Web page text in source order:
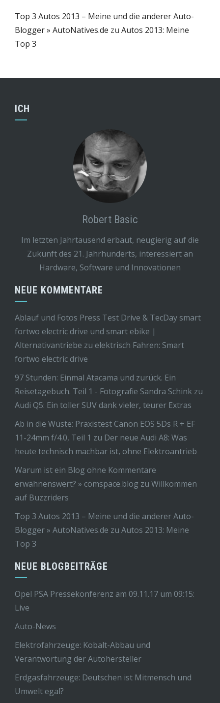
Top 3 Autos 2013 – Meine und die anderer Auto-
Blogger » AutoNatives.de zu Autos 2013: Meine
Top 3
ICH
Robert Basic
Im letzten Jahrtausend erbaut, neugierig auf die
Zukunft des 21. Jahrhunderts, interessiert an
Hardware, Software und Innovationen
NEUE KOMMENTARE
Ablauf und Fotos Press Test Drive & TecDay smart
fortwo electric drive und smart ebike |
Alternativantriebe zu elektrisch Fahren: Smart
fortwo electric drive
97 Stunden: Einmal Atacama und zurück. Ein
Reisetagebuch. Teil 1 - Fotografie Sandra Schink zu
Audi Q5: Ein toller SUV dank vieler, teurer Extras
Ab in die Wüste: Praxistest Canon EOS 5Ds R + EF
11-24mm f/4.0, Teil 1 zu Der neue Audi A8: Was
heute technisch machbar ist, ohne Elektroantrieb
Warum ist ein Blog ohne Kommentare
erwähnenswert? » comspace.blog zu Willkommen
auf Buzzriders
Top 3 Autos 2013 – Meine und die anderer Auto-
Blogger » AutoNatives.de zu Autos 2013: Meine
Top 3
NEUE BLOGBEITRÄGE
Opel PSA Pressekonferenz am 09.11.17 um 09:15:
Live
Auto-News
Elektrofahrzeuge: Kobalt-Abbau und
Verantwortung der Autohersteller
Erdgasfahrzeuge: Deutschen ist Mitmensch und
Umwelt egal?